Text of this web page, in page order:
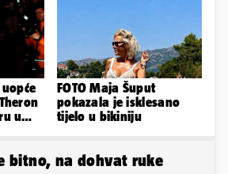
u
FOTO Maja Šuput
pokazala je isklesano
tijelo u bikiniju
bitno, na dohvat ruke